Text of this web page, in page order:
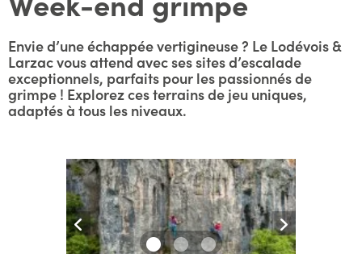
Envie d’une échappée vertigineuse ? Le Lodévois &
Larzac vous attend avec ses sites d’escalade
exceptionnels, parfaits pour les passionnés de
grimpe ! Explorez ces terrains de jeu uniques,
adaptés à tous les niveaux.